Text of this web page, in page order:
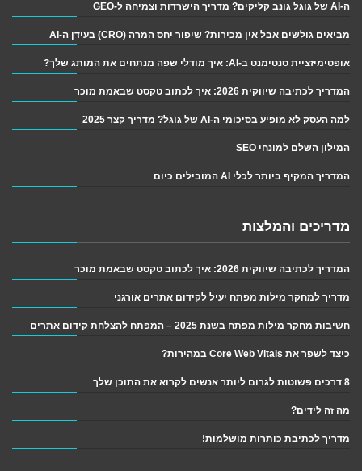
ה-AI של גוגל גונב קליקים? מדריך הישרדות וצמיחה ל-GEO
מביאים גולשים אבל אין מכירות? שיפור יחס המרה (CRO) בעידן ה-AI
אופטימיזציית סנטימנט ב-AI: איך מודלי שפה מנתחים את המותג שלך?
המדריך לכתיבה שיווקית 2026: איך לכתוב טקסט שבאמת מוכר
למה העסק לא מופיע בסיכומי ה-AI של גוגל? מדריך קצר 2025
המילון השלם למונחי SEO
המדריך המקיף ביותר לכלי AI המובילים כיום
מדריכים והמלצות
המדריך לכתיבה שיווקית 2026: איך לכתוב טקסט שבאמת מוכר
מדריך למחקר מילות מפתח יעיל לקידום אתרים אורגני
חשיבות מחקר מילות מפתח בשנת 2025 – המפתח להצלחת קידום אתרים
כיצד לשפר את Core Web Vitals במהירות?
8 דרכים פשוטות לגרום ליותר אנשים לקרוא את התוכן שלך
מה זה לידים?
מדריך לכתיבת כותרות מושלמות!